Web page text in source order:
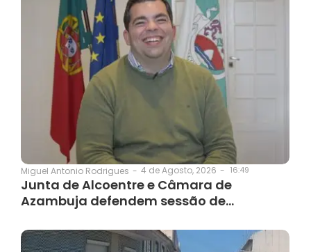
Miguel Antonio Rodrigues - 4 de Agosto, 2026 - 16:49
Junta de Alcoentre e Câmara de
Azambuja defendem sessão de…